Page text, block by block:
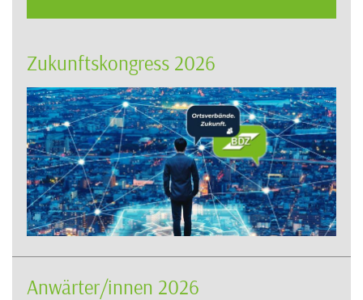
Zukunftskongress 2026
Anwärter/innen 2026